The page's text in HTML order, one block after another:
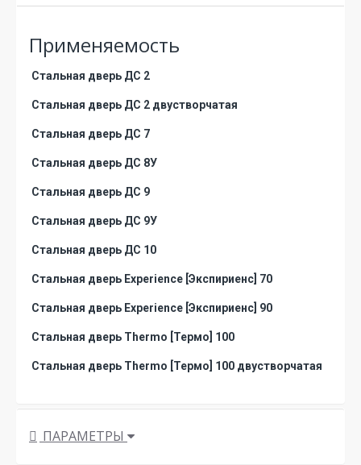
Применяемость
Стальная дверь ДС 2
Стальная дверь ДС 2 двустворчатая
Стальная дверь ДС 7
Стальная дверь ДС 8У
Стальная дверь ДС 9
Стальная дверь ДС 9У
Стальная дверь ДС 10
Стальная дверь Experience [Экспириенс] 70
Стальная дверь Experience [Экспириенс] 90
Стальная дверь Thermo [Термо] 100
Стальная дверь Thermo [Термо] 100 двустворчатая
ПАРАМЕТРЫ